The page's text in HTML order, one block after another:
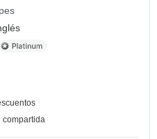
compartida